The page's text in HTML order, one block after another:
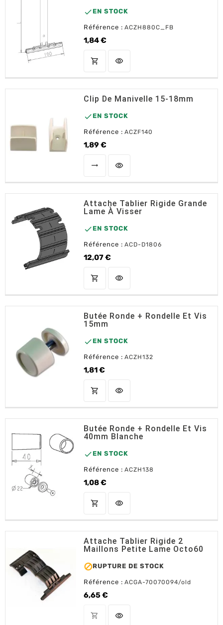
 EN STOCK
Référence : ACZH880C_FB
1,84 €
Prix
shopping_cart AJOUTER AU PANIER
visibility
Clip De Manivelle 15-18mm
 EN STOCK
Référence : ACZF140
1,89 €
Prix
trending_flat CHOISIR UNE OPTION
visibility
Attache Tablier Rigide Grande
Lame À Visser
 EN STOCK
Référence : ACD-D1806
12,07 €
Prix
shopping_cart AJOUTER AU PANIER
visibility
Butée Ronde + Rondelle Et Vis
15mm
 EN STOCK
Référence : ACZH132
1,81 €
Prix
shopping_cart AJOUTER AU PANIER
visibility
Butée Ronde + Rondelle Et Vis
40mm Blanche
 EN STOCK
Référence : ACZH138
1,08 €
Prix
shopping_cart AJOUTER AU PANIER
visibility
Attache Tablier Rigide 2
Maillons Petite Lame Octo60
RUPTURE DE STOCK
Référence : ACGA-70070094/old
6,65 €
Prix
shopping_cart OUT OF STOCK
visibility